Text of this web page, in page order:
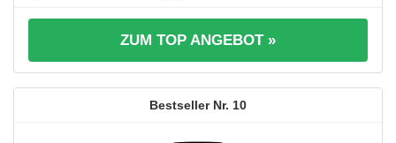
ZUM TOP ANGEBOT »
10